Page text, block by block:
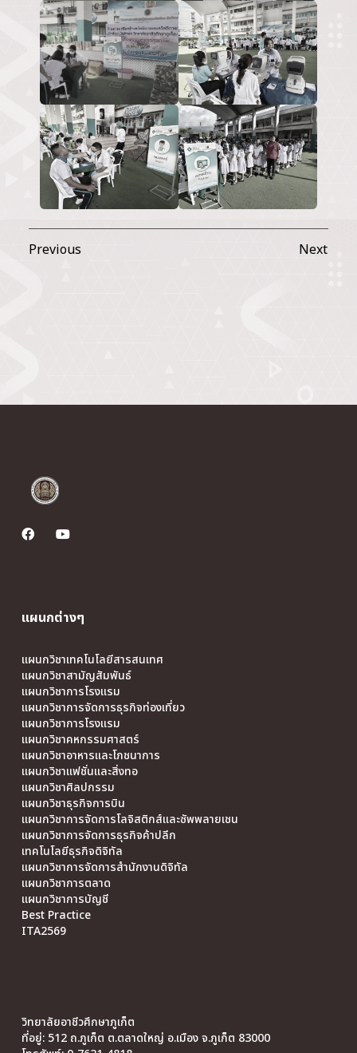
Previous Next
แผนกต่างๆ
แผนกวิชาเทคโนโลยีสารสนเทศ
แผนกวิชาสามัญสัมพันธ์
แผนกวิชาการโรงแรม
แผนกวิชาการจัดการธุรกิจท่องเที่ยว
แผนกวิชาการโรงแรม
แผนกวิชาคหกรรมศาสตร์
แผนกวิชาอาหารและโภชนาการ
แผนกวิชาแฟชั่นและสิ่งทอ
แผนกวิชาศิลปกรรม
แผนกวิชาธุรกิจการบิน
แผนกวิชาการจัดการโลจิสติกส์และซัพพลายเชน
แผนกวิชาการจัดการธุรกิจค้าปลีก
เทคโนโลยีธุรกิจดิจิทัล
แผนกวิชาการจัดการสำนักงานดิจิทัล
แผนกวิชาการตลาด
แผนกวิชาการบัญชี
Best Practice
ITA2569
วิทยาลัยอาชีวศึกษาภูเก็ต
ที่อยู่: 512 ถ.ภูเก็ต ต.ตลาดใหญ่ อ.เมือง จ.ภูเก็ต 83000